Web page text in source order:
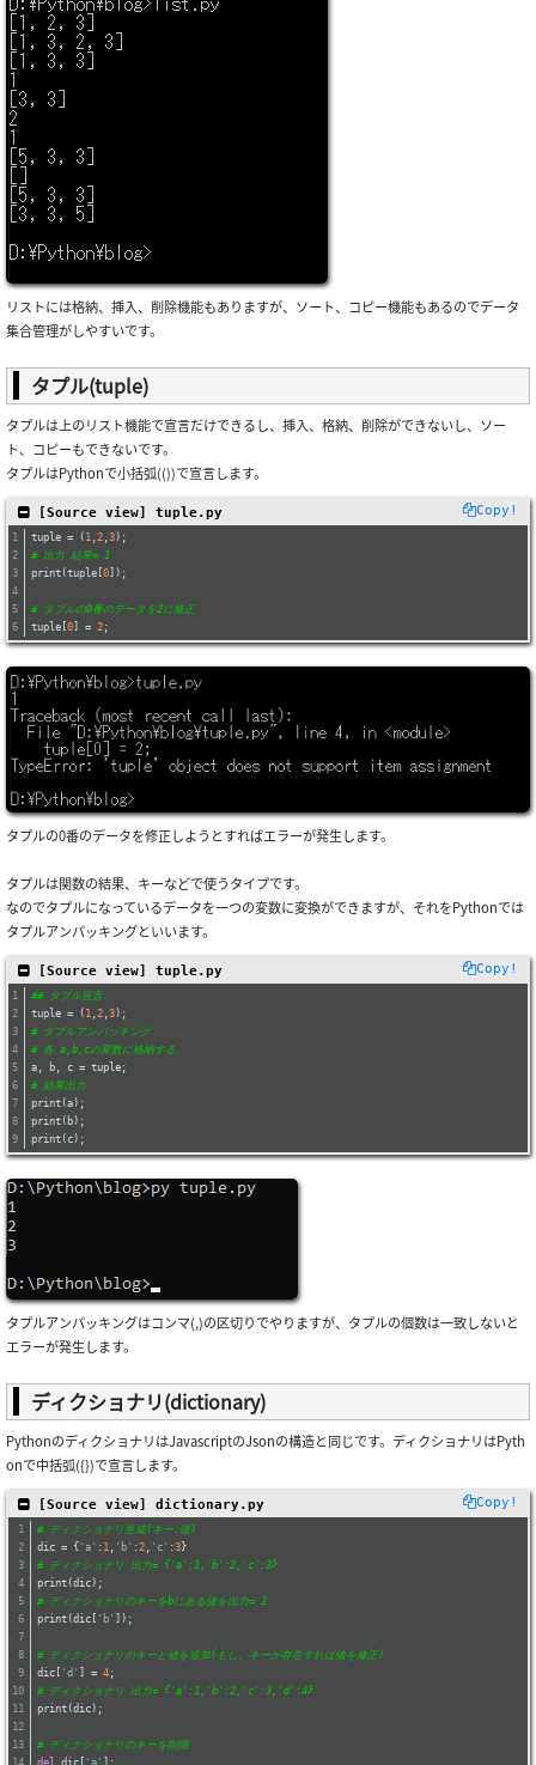
リストには格納、挿入、削除機能もありますが、ソート、コピー機能もあるのでデータ
集合管理がしやすいです。
タプル(tuple)
タプルは上のリスト機能で宣言だけできるし、挿入、格納、削除ができないし、ソー
ト、コピーもできないです。
タプルはPythonで小括弧(())で宣言します。
Copy!
[Source view] tuple.py
tuple = ( 1 ,2 ,3);
# 出力 結果= 1
print(tuple[0]);
# タブルの0番のデータを2に修正
tuple[0] = 2 ;
タプルの0番のデータを修正しようとすればエラーが発生します。
タプルは関数の結果、キーなどで使うタイプです。
なのでタプルになっているデータを一つの変数に変換ができますが、それをPythonでは
タプルアンパッキングといいます。
Copy!
[Source view] tuple.py
## タブル宣言
tuple = ( 1 2 3
# タプルアンパッキング
# 各 a,b,cの変数に格納する。
# 結果出力
print(a);
print(b);
print(c);
タプルアンパッキングはコンマ(,)の区切りでやりますが、タプルの個数は一致しないと
エラーが発生します。
ディクショナリ(dictionary)
PythonのディクショナリはJavascriptのJsonの構造と同じです。ディクショナリはPyth
onで中括弧({})で宣言します。
Copy!
[Source view] dictionary.py
# ディクショナリ生成(キー:値)
dic = { 'a' : 1 'b' :2 'c' :3 }
# ディクショナリ 出力= {'a':1,'b':2,'c':3}
print(dic);
# ディクショナリのキーをbにある値を出力= 2
print(dic[
'b' ]);
# ディクショナリのキーと値を追加(もし、キーが存在すれば値を修正)
dic[
'd' ] = 4 ;
# ディクショナリ 出力= {'a':1,'b':2,'c':3,'d':4}
print(dic);
# ディクショナリのキーを削除
del
dic[ 'a' ];